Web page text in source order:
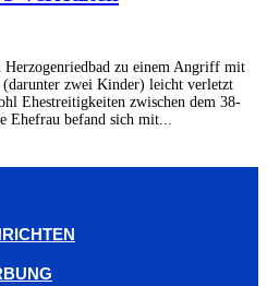
Herzogenriedbad zu einem Angriff mit
zwei Kinder) leicht verletzt
Ehestreitigkeiten zwischen dem 38-
Ehefrau befand sich mit...